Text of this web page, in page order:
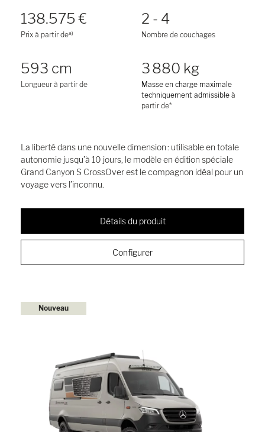
138.575 €
Prix à partir dea)
2 - 4
Nombre de couchages
593 cm
Longueur à partir de
3 880 kg
Masse en charge maximale
techniquement admissible à
partir de*
La liberté dans une nouvelle dimension : utilisable en totale
autonomie jusqu’à 10 jours, le modèle en édition spéciale
Grand Canyon S CrossOver est le compagnon idéal pour un
voyage vers l’inconnu.
Détails du produit
Configurer
Nouveau